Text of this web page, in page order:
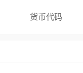
货币代码